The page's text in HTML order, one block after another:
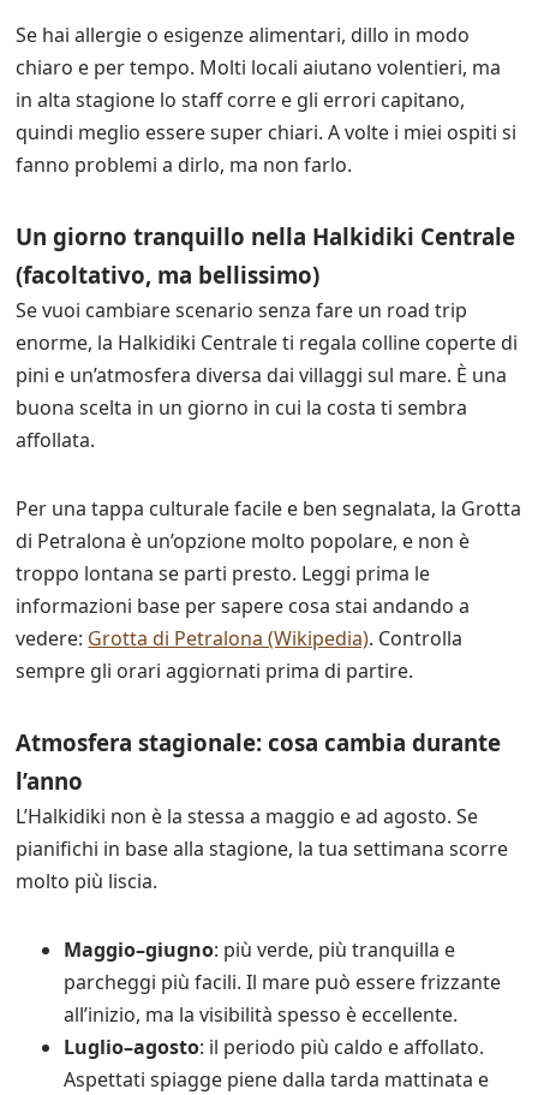
Se hai allergie o esigenze alimentari, dillo in modo
chiaro e per tempo. Molti locali aiutano volentieri, ma
in alta stagione lo staff corre e gli errori capitano,
quindi meglio essere super chiari. A volte i miei ospiti si
fanno problemi a dirlo, ma non farlo.
Un giorno tranquillo nella Halkidiki Centrale
(facoltativo, ma bellissimo)
Se vuoi cambiare scenario senza fare un road trip
enorme, la Halkidiki Centrale ti regala colline coperte di
pini e un’atmosfera diversa dai villaggi sul mare. È una
buona scelta in un giorno in cui la costa ti sembra
affollata.
Per una tappa culturale facile e ben segnalata, la Grotta
di Petralona è un’opzione molto popolare, e non è
troppo lontana se parti presto. Leggi prima le
informazioni base per sapere cosa stai andando a
vedere: Grotta di Petralona (Wikipedia). Controlla
sempre gli orari aggiornati prima di partire.
Atmosfera stagionale: cosa cambia durante
l’anno
L’Halkidiki non è la stessa a maggio e ad agosto. Se
pianifichi in base alla stagione, la tua settimana scorre
molto più liscia.
Maggio–giugno: più verde, più tranquilla e
parcheggi più facili. Il mare può essere frizzante
all’inizio, ma la visibilità spesso è eccellente.
Luglio–agosto: il periodo più caldo e affollato.
Aspettati spiagge piene dalla tarda mattinata e